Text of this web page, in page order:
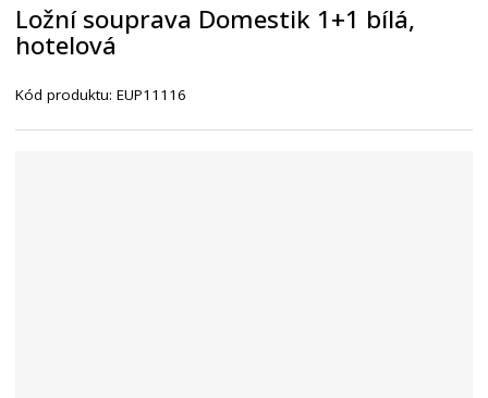
t
í
s
r
Ložní souprava Domestik 1+1 bílá,
hotelová
Kód produktu:EUP11116